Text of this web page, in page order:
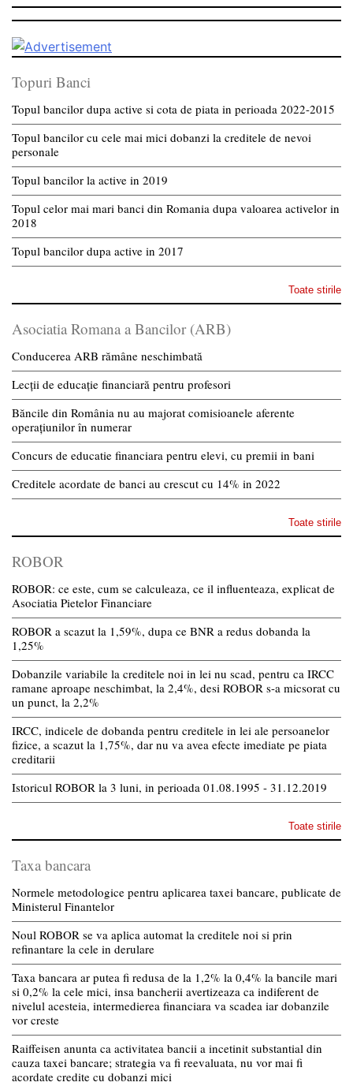
Topuri Banci
Topul bancilor dupa active si cota de piata in perioada 2022-2015
Topul bancilor cu cele mai mici dobanzi la creditele de nevoi
personale
Topul bancilor la active in 2019
Topul celor mai mari banci din Romania dupa valoarea activelor in
2018
Topul bancilor dupa active in 2017
Toate stirile
Asociatia Romana a Bancilor (ARB)
Conducerea ARB rămâne neschimbată
Lecții de educație financiară pentru profesori
Băncile din România nu au majorat comisioanele aferente
operațiunilor în numerar
Concurs de educatie financiara pentru elevi, cu premii in bani
Creditele acordate de banci au crescut cu 14% in 2022
Toate stirile
ROBOR
ROBOR: ce este, cum se calculeaza, ce il influenteaza, explicat de
Asociatia Pietelor Financiare
ROBOR a scazut la 1,59%, dupa ce BNR a redus dobanda la
1,25%
Dobanzile variabile la creditele noi in lei nu scad, pentru ca IRCC
ramane aproape neschimbat, la 2,4%, desi ROBOR s-a micsorat cu
un punct, la 2,2%
IRCC, indicele de dobanda pentru creditele in lei ale persoanelor
fizice, a scazut la 1,75%, dar nu va avea efecte imediate pe piata
creditarii
Istoricul ROBOR la 3 luni, in perioada 01.08.1995 - 31.12.2019
Toate stirile
Taxa bancara
Normele metodologice pentru aplicarea taxei bancare, publicate de
Ministerul Finantelor
Noul ROBOR se va aplica automat la creditele noi si prin
refinantare la cele in derulare
Taxa bancara ar putea fi redusa de la 1,2% la 0,4% la bancile mari
si 0,2% la cele mici, insa bancherii avertizeaza ca indiferent de
nivelul acesteia, intermedierea financiara va scadea iar dobanzile
vor creste
Raiffeisen anunta ca activitatea bancii a incetinit substantial din
cauza taxei bancare; strategia va fi reevaluata, nu vor mai fi
acordate credite cu dobanzi mici